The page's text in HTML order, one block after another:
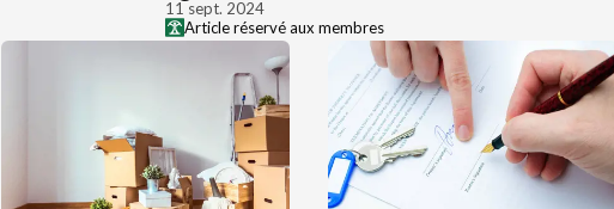
11 sept. 2024
Article réservé aux membres